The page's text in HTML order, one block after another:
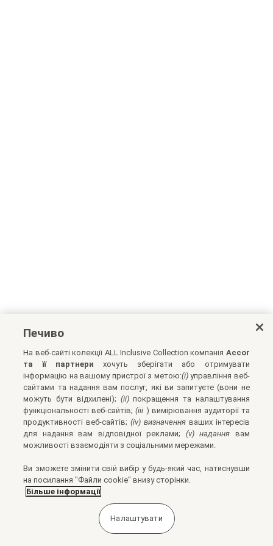
Печиво
На веб-сайті колекції ALL Inclusive Collection компанія Accor
та її партнери хочуть зберігати або отримувати
інформацію на вашому пристрої з метою:(i)управління веб-
сайтами та надання вам послуг, які ви запитуєте (вони не
можуть бути відхилені); (ii)покращення та налаштування
функціональності веб-сайтів;(iii ) вимірювання аудиторії та
продуктивності веб-сайтів;(iv) визначенняваших інтересів
для надання вам відповідної реклами; (v) надання вам
можливості взаємодіяти з соціальними мережами.
Ви зможете змінити свій вибір у будь-який час, натиснувши
на посилання "Файли cookie" внизу сторінки.
Більше інформації
Налаштувати